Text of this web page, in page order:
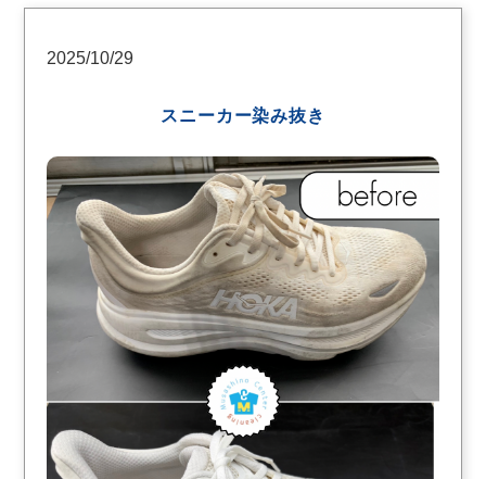
2025/10/29
スニーカー染み抜き